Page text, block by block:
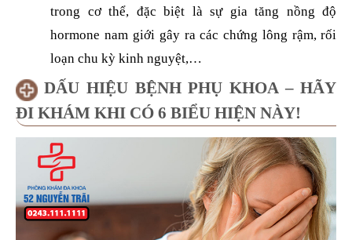
trong cơ thể, đặc biệt là sự gia tăng nồng độ
hormone nam giới gây ra các chứng lông rậm, rối
loạn chu kỳ kinh nguyệt,…
DẤU HIỆU BỆNH PHỤ KHOA – HÃY
ĐI KHÁM KHI CÓ 6 BIỂU HIỆN NÀY!